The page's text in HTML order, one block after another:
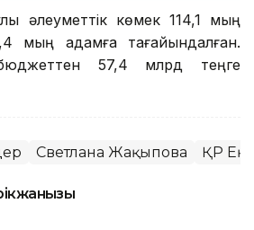
әлеуметтік көмек 114,1 мың
мың адамға тағайындалған.
57,4 млрд теңге
Светлана Жақыпова ҚР